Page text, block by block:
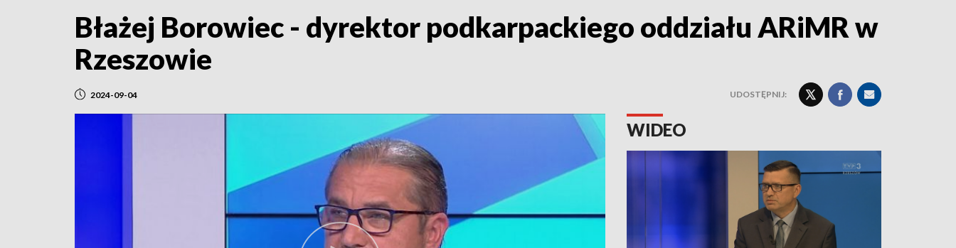
Błażej Borowiec - dyrektor podkarpackiego oddziału ARiMR w
Rzeszowie
2024-09-04 UDOSTĘPNIJ:
WIDEO